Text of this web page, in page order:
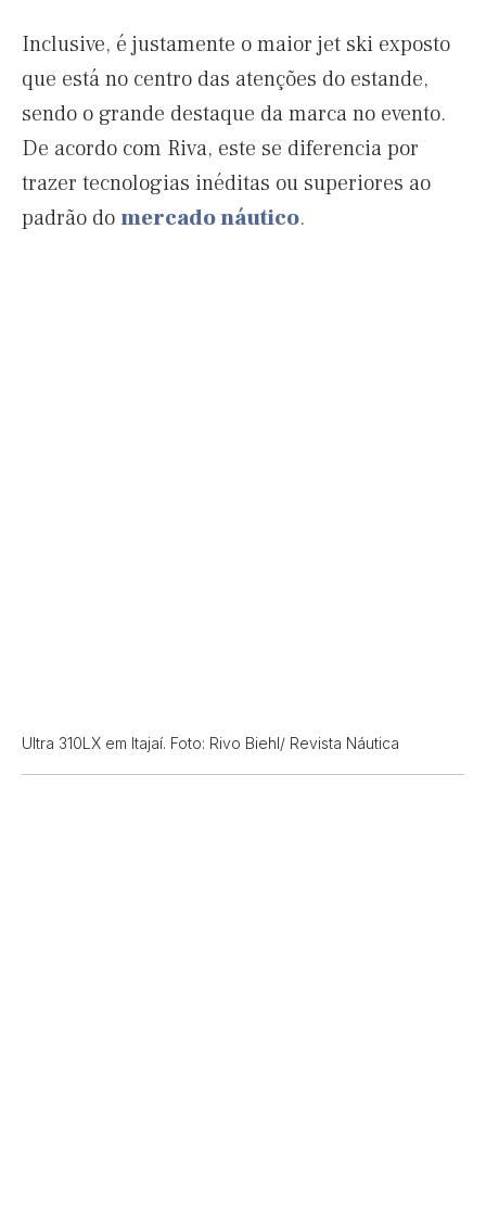
Inclusive, é justamente o maior jet ski exposto
que está no centro das atenções do estande,
sendo o grande destaque da marca no evento.
De acordo com Riva, este se diferencia por
trazer tecnologias inéditas ou superiores ao
padrão domercado náutico.
Ultra 310LX em Itajaí. Foto: Rivo Biehl/ Revista Náutica